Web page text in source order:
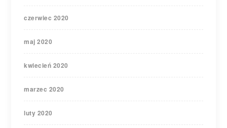
czerwiec 2020
maj 2020
kwiecień 2020
marzec 2020
luty 2020